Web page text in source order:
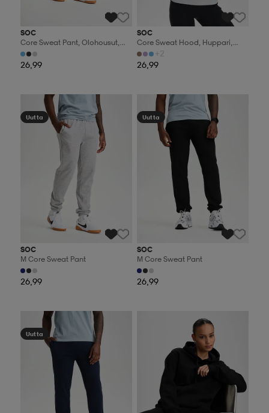
SOC
Core Sweat Pant, Olohousut,
Miesten
26,99
SOC
Core Sweat Hood, Huppari,
Naisten
+2
26,99
Valitse 2, maksa 44,99€
Uutta
SOC
M Core Sweat Pant
26,99
Valitse 2, maksa 44,99€
Uutta
SOC
M Core Sweat Pant
26,99
Valitse 2, maksa 44,99€
Uutta
Valitse 2, maksa 44,99€